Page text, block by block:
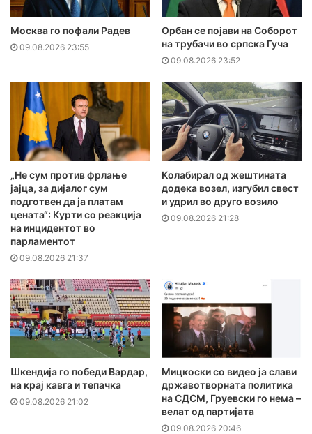
Москва го пофали Радев
09.08.2026 23:55
Орбан се појави на Соборот
на трубачи во српска Гуча
09.08.2026 23:52
„Не сум против фрлање
јајца, за дијалог сум
подготвен да ја платам
цената“: Курти со реакција
на инцидентот во
парламентот
09.08.2026 21:37
Колабирал од жештината
додека возел, изгубил свест
и удрил во друго возило
09.08.2026 21:28
Шкендија го победи Вардар,
на крај кавга и тепачка
09.08.2026 21:02
Мицкоски со видео ја слави
државотворната политика
на СДСМ, Груевски го нема –
велат од партијата
09.08.2026 20:46